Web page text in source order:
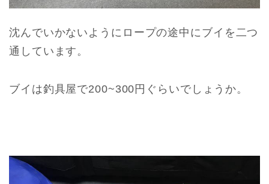
沈んでいかないようにロープの途中にブイを二つ
通しています。
ブイは釣具屋で200~300円ぐらいでしょうか。